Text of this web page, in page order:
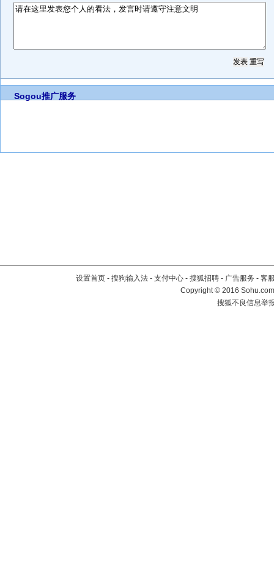
Sogou推广服务
设置首页 - 搜狗输入法 - 支付中心 - 搜狐招聘 - 广告服务 - 客
Copyright©2016
搜狐不良信息举